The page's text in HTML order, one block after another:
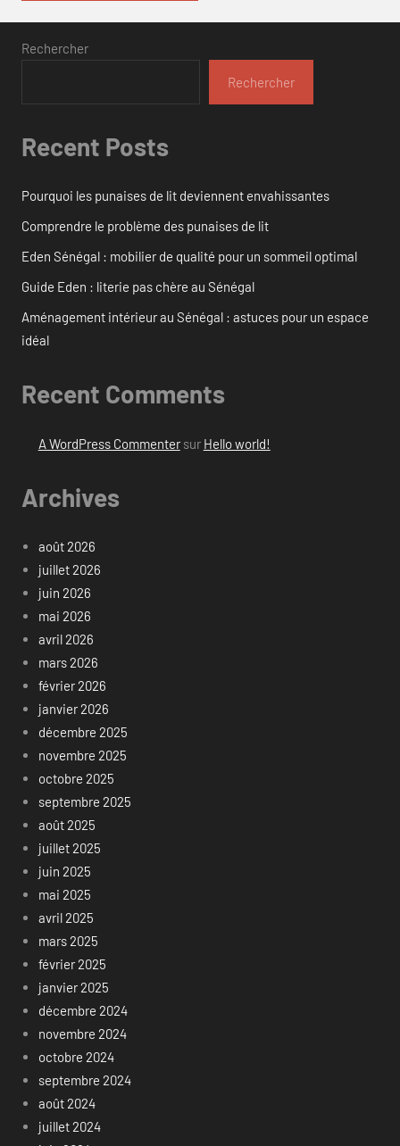
Rechercher
Rechercher
Recent Posts
Pourquoi les punaises de lit deviennent envahissantes
Comprendre le problème des punaises de lit
Eden Sénégal : mobilier de qualité pour un sommeil optimal
Guide Eden : literie pas chère au Sénégal
Aménagement intérieur au Sénégal : astuces pour un espace
idéal
Recent Comments
A WordPress Commentersur Hello world!
Archives
août 2026
juillet 2026
juin 2026
mai 2026
avril 2026
mars 2026
février 2026
janvier 2026
décembre 2025
novembre 2025
octobre 2025
septembre 2025
août 2025
juillet 2025
juin 2025
mai 2025
avril 2025
mars 2025
février 2025
janvier 2025
décembre 2024
novembre 2024
octobre 2024
septembre 2024
août 2024
juillet 2024